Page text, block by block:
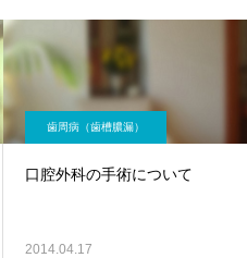
歯周病（歯槽膿漏）
口腔外科の手術について
2014.04.17